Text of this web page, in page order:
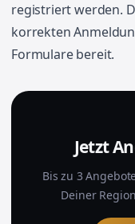
registriert werden.
korrekten
Formulare bereit.
Jetzt
Bis zu 3
Deiner